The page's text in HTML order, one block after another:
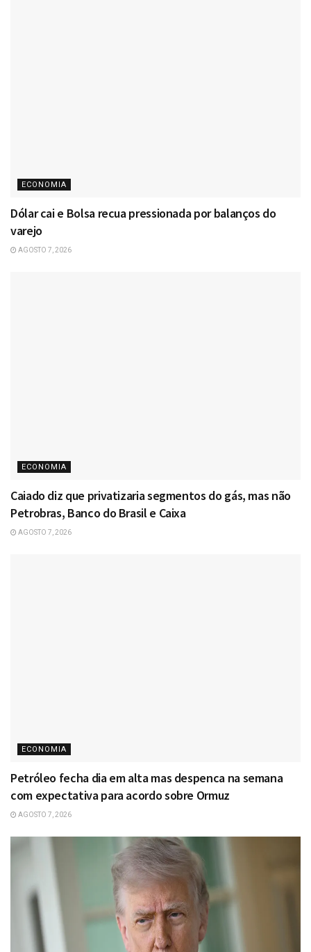
ECONOMIA
Dólar cai e Bolsa recua pressionada por balanços do
varejo
AGOSTO 7, 2026
ECONOMIA
Caiado diz que privatizaria segmentos do gás, mas não
Petrobras, Banco do Brasil e Caixa
AGOSTO 7, 2026
ECONOMIA
Petróleo fecha dia em alta mas despenca na semana
com expectativa para acordo sobre Ormuz
AGOSTO 7, 2026